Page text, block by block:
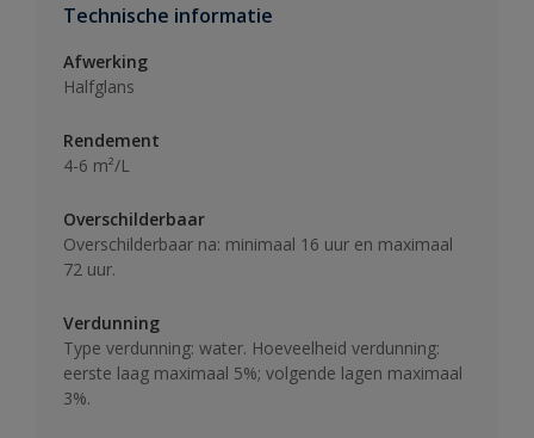
Technische informatie
Afwerking
Halfglans
Rendement
4-6 m²/L
Overschilderbaar
Overschilderbaar na: minimaal 16 uur en maximaal
72 uur.
Verdunning
Type verdunning: water. Hoeveelheid verdunning:
eerste laag maximaal 5%; volgende lagen maximaal
3%.